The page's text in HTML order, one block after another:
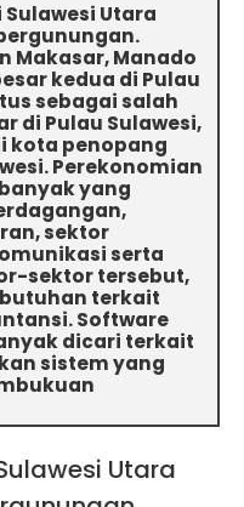
Utara
Makasar, Manado
kedua di Pulau
sebagai salah
di Pulau Sulawesi,
kota penopang
Perekonomian
yang
sektor
serta
sektor tersebut,
terkait
Software
dicari terkait
sistem yang
Utara